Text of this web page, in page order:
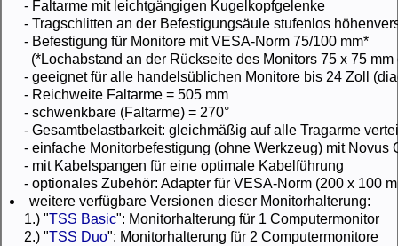
- Faltarme mit leichtgängigen Kugelkopfgelenke
- Tragschlitten an der Befestigungsäule stufenlos
- Befestigung für Monitore mit VESA-Norm 75/100 mm*
(*Lochabstand an der Rückseite des Monitors 75 x 75
- geeignet für alle handelsüblichen Monitore bis 24 Zoll
- Reichweite Faltarme = 505 mm
- schwenkbare (Faltarme) = 270°
- Gesamtbelastbarkeit: gleichmäßig auf alle Tragarme
- einfache Monitorbefestigung (ohne Werkzeug) mit Novus
- mit Kabelspangen für eine optimale Kabelführung
- optionales Zubehör: Adapter für VESA-Norm (200 x 100
weitere verfügbare Versionen dieser Monitorhalterung:
1.) "TSS Basic": Monitorhalterung für 1 Computermonitor
2.) "TSS Duo": Monitorhalterung für 2 Computermonitore